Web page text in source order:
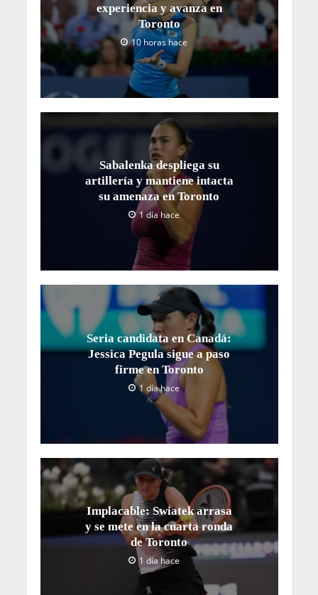
experiencia y avanza en
Toronto
10 horas hace
Sabalenka despliega su
artillería y mantiene intacta
su amenaza en Toronto
1 día hace
Seria candidata en Canadá:
Jessica Pegula sigue a paso
firme en Toronto
1 día hace
Implacable: Swiatek arrasa
y se mete en la cuarta ronda
de Toronto
1 día hace